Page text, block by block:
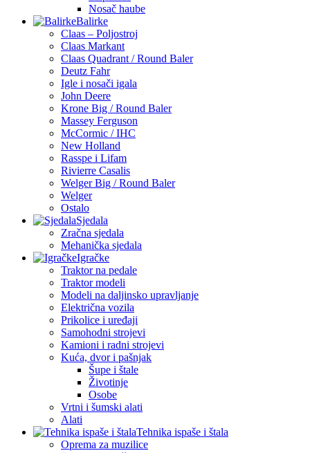
Nosač haube
Balirke
Claas – Poljostroj
Claas Markant
Claas Quadrant / Round Baler
Deutz Fahr
Igle i nosači igala
John Deere
Krone Big / Round Baler
Massey Ferguson
McCormic / IHC
New Holland
Rasspe i Lifam
Rivierre Casalis
Welger Big / Round Baler
Welger
Ostalo
Sjedala
Zračna sjedala
Mehanička sjedala
Igračke
Traktor na pedale
Traktor modeli
Modeli na daljinsko upravljanje
Električna vozila
Prikolice i uređaji
Samohodni strojevi
Kamioni i radni strojevi
Kuća, dvor i pašnjak
Šupe i štale
Životinje
Osobe
Vrtni i šumski alati
Alati
Tehnika ispaše i štala
Oprema za muzilice